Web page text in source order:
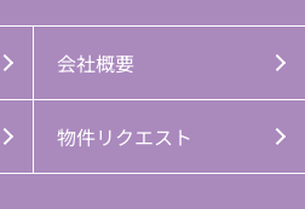
会社概要
物件リクエスト